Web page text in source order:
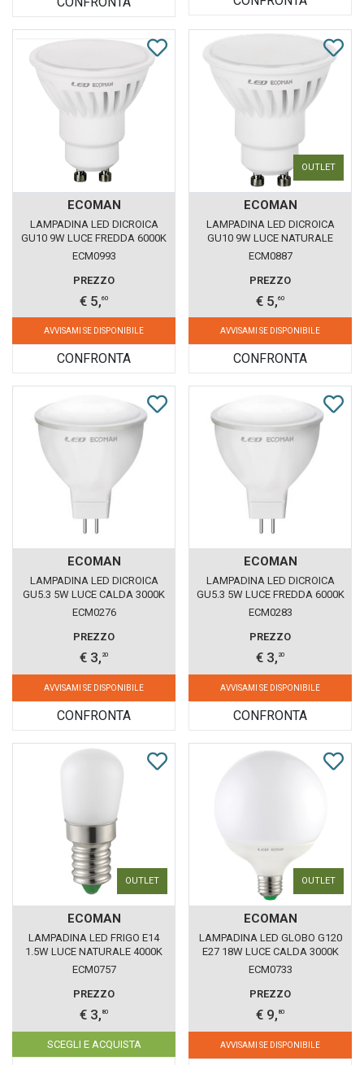
ECOMAN
LAMPADINA LED DICROICA
GU10 9W LUCE FREDDA 6000K
ECOMAN VETRO GHIACCIO
ECM0993
PREZZO
€ 5,60
AVVISAMI SE DISPONIBILE
CONFRONTA
OUTLET
ECOMAN
LAMPADINA LED DICROICA
GU10 9W LUCE NATURALE
4000K ECOMAN VETRO
ECM0887
PREZZO
€ 5,60
AVVISAMI SE DISPONIBILE
CONFRONTA
ECOMAN
LAMPADINA LED DICROICA
GU5.3 5W LUCE CALDA 3000K
ECOMAN 12VDC VETRO
ECM0276
PREZZO
€ 3, 20
AVVISAMI SE DISPONIBILE
CONFRONTA
ECOMAN
LAMPADINA LED DICROICA
GU5.3 5W LUCE FREDDA 6000K
ECOMAN 12VDC VETRO
ECM0283
PREZZO
€ 3, 20
AVVISAMI SE DISPONIBILE
CONFRONTA
OUTLET
ECOMAN
LAMPADINA LED FRIGO E14
1.5W LUCE NATURALE 4000K
ECOMAN VETRO GHIACCIO
ECM0757
PREZZO
€ 3, 80
SCEGLI E ACQUISTA
OUTLET
ECOMAN
LAMPADINA LED GLOBO G120
E27 18W LUCE CALDA 3000K
ECOMAN VETRO GHIACCIO
ECM0733
PREZZO
€ 9, 80
AVVISAMI SE DISPONIBILE